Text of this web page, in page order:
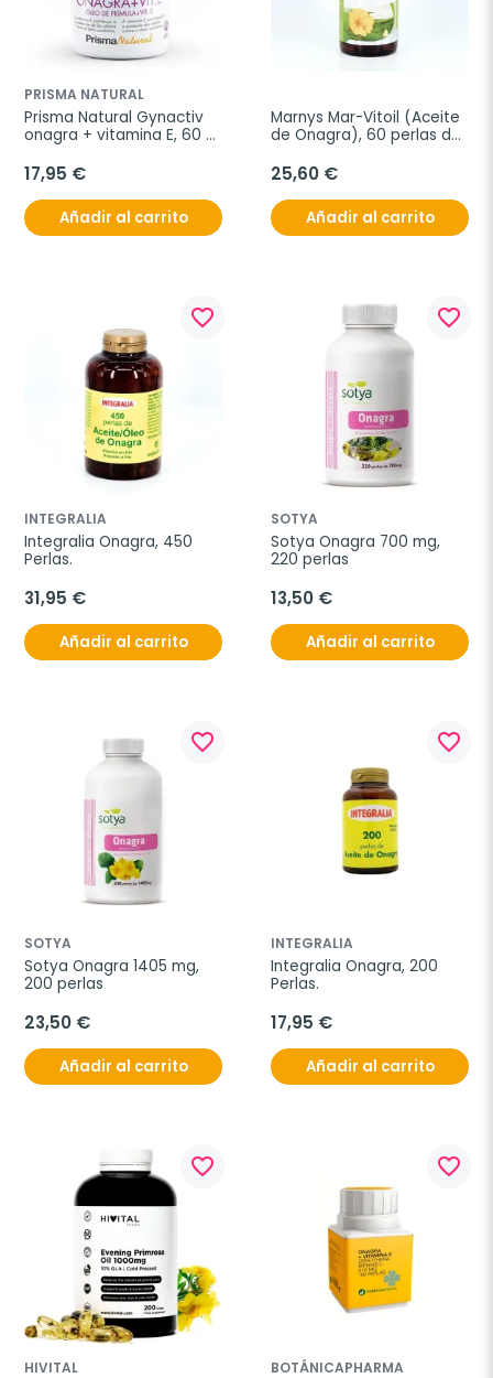
PRISMA NATURAL
Prisma Natural Gynactiv
onagra + vitamina E, 60
17,95 €
Añadir al carrito
Marnys Mar-Vitoil (Aceite
de Onagra), 60 perlas de
25,60 €
Añadir al carrito
favorite_border
INTEGRALIA
Integralia Onagra, 450
Perlas.
31,95 €
Añadir al carrito
favorite_border
SOTYA
Sotya Onagra 700 mg,
220 perlas
13,50 €
Añadir al carrito
favorite_border
SOTYA
Sotya Onagra 1405 mg,
200 perlas
23,50 €
Añadir al carrito
favorite_border
INTEGRALIA
Integralia Onagra, 200
Perlas.
17,95 €
Añadir al carrito
favorite_border
HIVITAL
favorite_border
BOTÁNICAPHARMA